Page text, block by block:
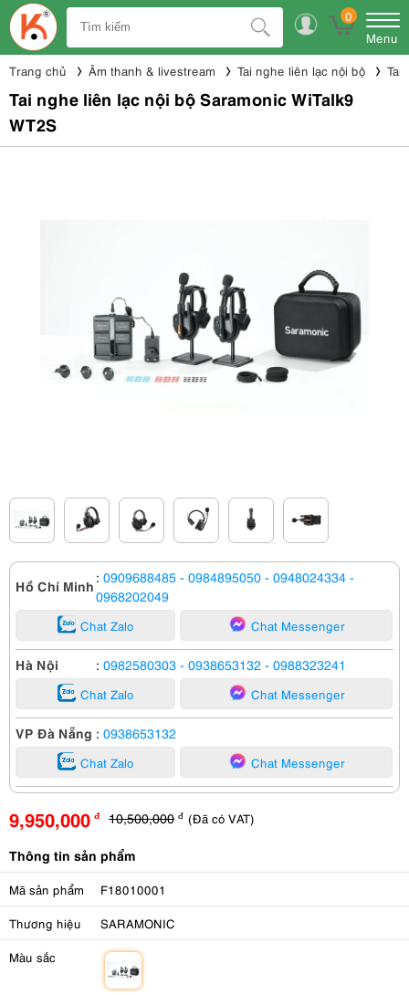
0
Menu
Trang chủ Âm thanh & livestream Tai nghe liên lạc nội bộ Tai
Tai nghe liên lạc nội bộ Saramonic WiTalk9
WT2S
Hồ Chí Minh : 0909688485 - 0984895050 - 0948024334 -
0968202049
Chat Zalo Chat Messenger
Hà Nội : 0982580303 - 0938653132 - 0988323241
Chat Zalo Chat Messenger
VP Đà Nẵng : 0938653132
Chat Zalo Chat Messenger
9,950,000 đ 10,500,000 đ (Đã có VAT)
Thông tin sản phẩm
Mã sản phẩm F18010001
Thương hiệu SARAMONIC
Màu sắc